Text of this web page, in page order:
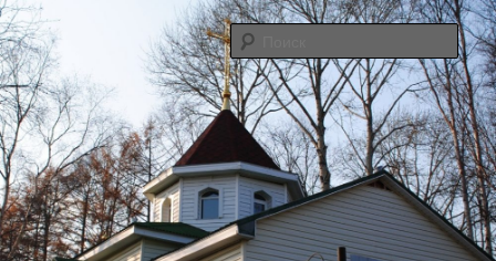
Перейти
к
основному
содержимому
"Родник"
Сайт прихода в честь Благовещения Пресвятой Богородицы пос.
Майского